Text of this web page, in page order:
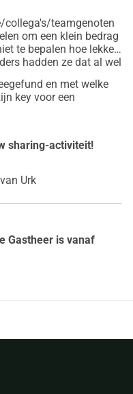
hiervoor.
€300.000
op te halen,
samen
you?
ik
teamgenoten
om een klein bedrag
te bepalen hoe lekker
hadden ze dat al wel
en met welke
key voor een
sharing-activiteit!
Urk
Gastheer is vanaf